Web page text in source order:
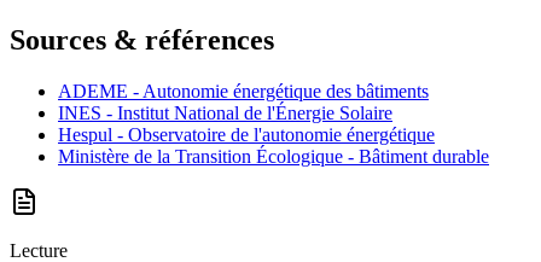
Sources & références
ADEME - Autonomie énergétique des bâtiments
INES - Institut National de l'Énergie Solaire
Hespul - Observatoire de l'autonomie énergétique
Ministère de la Transition Écologique - Bâtiment durable
Lecture